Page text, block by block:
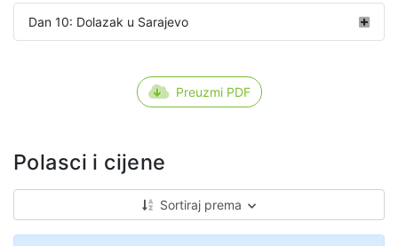
Dan 10: Dolazak u Sarajevo
Preuzmi PDF
Polasci i cijene
Sortiraj prema